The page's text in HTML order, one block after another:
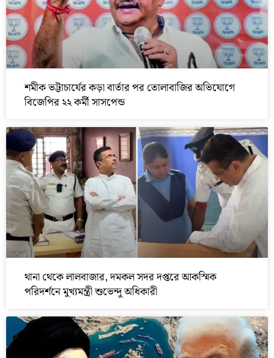
শমীক ভট্টাচার্যের কড়া বার্তার পর তোলাবাজির অভিযোগে
বিজেপির ২২ কর্মী সাসপেন্ড
থানা থেকে লালবাজার, দমকল সদর দপ্তরে আকস্মিক
পরিদর্শনে মুখ্যমন্ত্রী শুভেন্দু অধিকারী